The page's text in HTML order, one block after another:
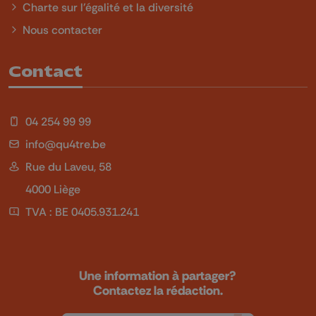
Charte sur l'égalité et la diversité
Nous contacter
Contact
04 254 99 99
info@qu4tre.be
Rue du Laveu, 58
4000 Liège
TVA : BE 0405.931.241
Une information à partager?
Contactez la rédaction.